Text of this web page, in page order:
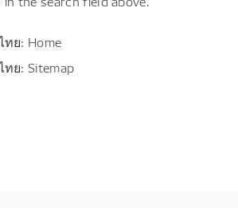
ทย: Home
ทย: Sitemap